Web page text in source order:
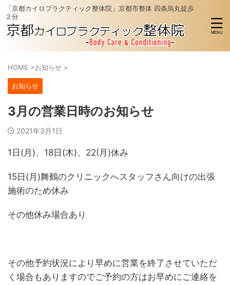
「京都カイロプラクティック整体院」京都市整体 四条烏丸徒歩
２分
HOME >お知らせ >
お知らせ
3月の営業日時のお知らせ
2021年3月1日
1日(月)、18日(木)、22(月)休み
15日(月)舞鶴のクリニックへスタッフさん向けの出張
施術のため休み
その他休み場合あり
その他予約状況により早めに営業を終了させていただ
く場合もありますのでご予約の方はお早めにご連絡を